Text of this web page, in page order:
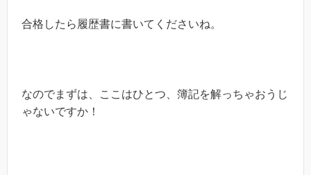
合格したら履歴書に書いてくださいね。
なのでまずは、ここはひとつ、簿記を解っちゃおうじ
ゃないですか！